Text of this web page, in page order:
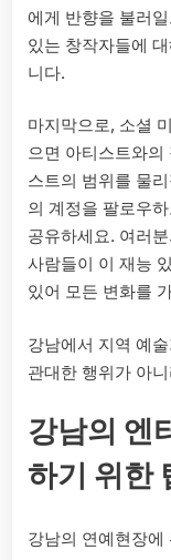
에게 반향을 불러
있는 창작자들에
니다.
마지막으로, 소셜
으면 아티스트와의
스트의 범위를 물
의 계정을 팔로우
공유하세요. 여러
사람들이 이 재능
있어 모든 변화를
강남에서 지역 예
관대한 행위가 아
강남의 엔
하기 위한
강남의 연예현장에